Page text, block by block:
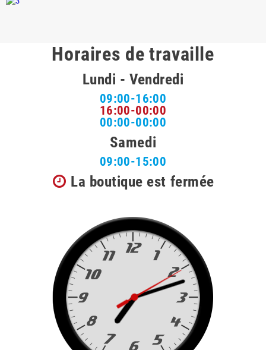
Horaires de travaille
Lundi - Vendredi
09:00-16:00
16:00-00:00
00:00-00:00
Samedi
09:00-15:00
La boutique est fermée